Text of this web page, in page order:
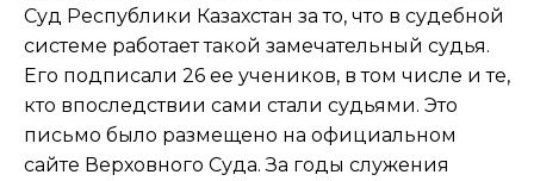
Суд Республики Казахстан за то, что в судебной
системе работает такой замечательный судья.
Его подписали 26 ее учеников, в том числе и те,
кто впоследствии сами стали судьями. Это
письмо было размещено на официальном
сайте Верховного Суда. За годы служения